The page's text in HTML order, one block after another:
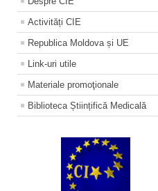
Activități CIE
Republica Moldova și UE
Link-uri utile
Materiale promoţionale
Biblioteca Științifică Medicală